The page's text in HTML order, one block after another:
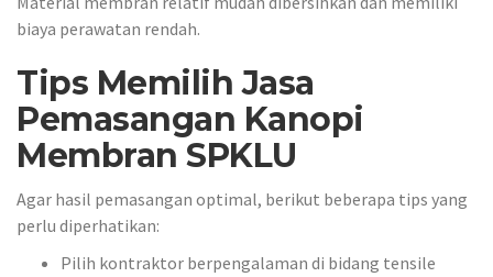
biaya perawatan rendah.
Tips Memilih Jasa
Pemasangan Kanopi
Membran SPKLU
Agar hasil pemasangan optimal, berikut beberapa tips yang
perlu diperhatikan:
Pilih kontraktor berpengalaman di bidang tensile